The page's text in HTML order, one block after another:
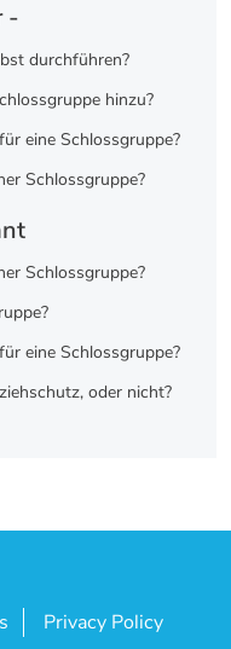
-
durchführen?
hinzu?
eine Schlossgruppe?
Schlossgruppe?
Schlossgruppe?
eine Schlossgruppe?
oder nicht?
Privacy Policy